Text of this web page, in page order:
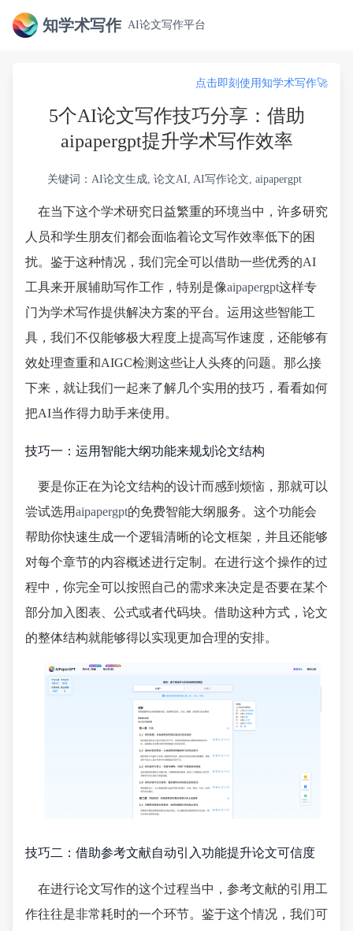
知学术写作 AI论文写作平台
点击即刻使用知学术写作🚀
5个AI论文写作技巧分享：借助
aipapergpt提升学术写作效率
关键词：AI论文生成, 论文AI, AI写作论文, aipapergpt
在当下这个学术研究日益繁重的环境当中，许多研究
人员和学生朋友们都会面临着论文写作效率低下的困
扰。鉴于这种情况，我们完全可以借助一些优秀的AI
工具来开展辅助写作工作，特别是像aipapergpt这样专
门为学术写作提供解决方案的平台。运用这些智能工
具，我们不仅能够极大程度上提高写作速度，还能够有
效处理查重和AIGC检测这些让人头疼的问题。那么接
下来，就让我们一起来了解几个实用的技巧，看看如何
把AI当作得力助手来使用。
技巧一：运用智能大纲功能来规划论文结构
要是你正在为论文结构的设计而感到烦恼，那就可以
尝试选用aipapergpt的免费智能大纲服务。这个功能会
帮助你快速生成一个逻辑清晰的论文框架，并且还能够
对每个章节的内容概述进行定制。在进行这个操作的过
程中，你完全可以按照自己的需求来决定是否要在某个
部分加入图表、公式或者代码块。借助这种方式，论文
的整体结构就能够得以实现更加合理的安排。
技巧二：借助参考文献自动引入功能提升论文可信度
在进行论文写作的这个过程当中，参考文献的引用工
作往往是非常耗时的一个环节。鉴于这个情况，我们可